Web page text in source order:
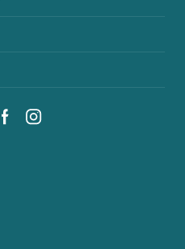
FacebookInstagram